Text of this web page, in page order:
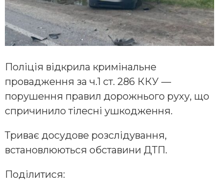
Поліція відкрила кримінальне
провадження за ч.1 ст. 286 ККУ —
порушення правил дорожнього руху, що
спричинило тілесні ушкодження.
Триває досудове розслідування,
встановлюються обставини ДТП.
Поділитися: